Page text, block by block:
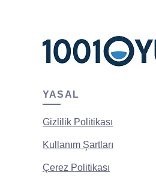
YASAL
Gizlilik Politikası
Kullanım Şartları
Çerez Politikası